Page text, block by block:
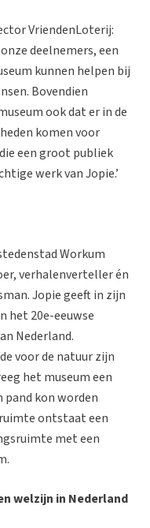
VriendenLoterij:
deelnemers, een
kunnen helpen bij
Bovendien
ook dat er in de
komen voor
een groot publiek
werk van Jopie.’
Workum
verhalenverteller én
Jopie geeft in zijn
het 20e-eeuwse
Nederland.
voor de natuur zijn
het museum een
pand kon worden
ontstaat een
met een
welzijn in Nederland